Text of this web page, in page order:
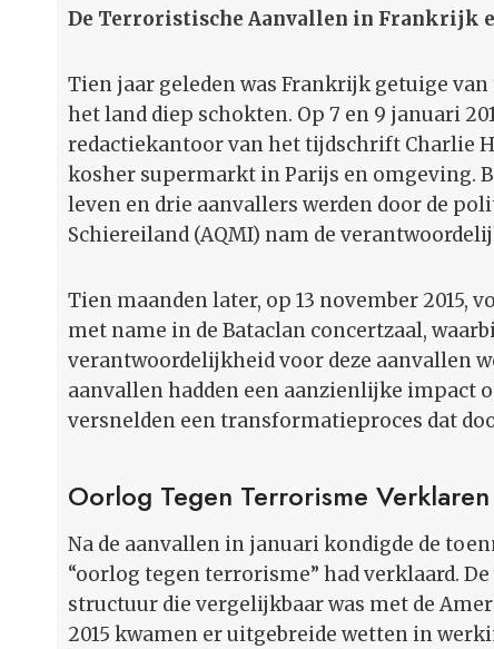
De Terroristische Aanvallen in Frankrijk
Tien jaar geleden was Frankrijk getuige
het land diep schokten. Op 7 en 9 januari
redactiekantoor van het tijdschrift Charlie
kosher supermarkt in Parijs en omgeving.
leven en drie aanvallers werden door de
Schiereiland (AQMI) nam de
Tien maanden later, op 13 november 2015,
met name in de Bataclan concertzaal,
verantwoordelijkheid voor deze aanvallen
aanvallen hadden een aanzienlijke impact
versnelden een transformatieproces dat
Oorlog Tegen Terrorisme Verklaren
Na de aanvallen in januari kondigde de
“oorlog tegen terrorisme” had verklaard.
structuur die vergelijkbaar was met de
2015 kwamen er uitgebreide wetten in